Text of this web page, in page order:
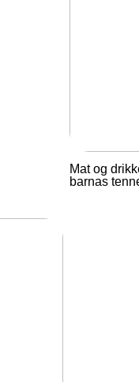
Mat og
barnas